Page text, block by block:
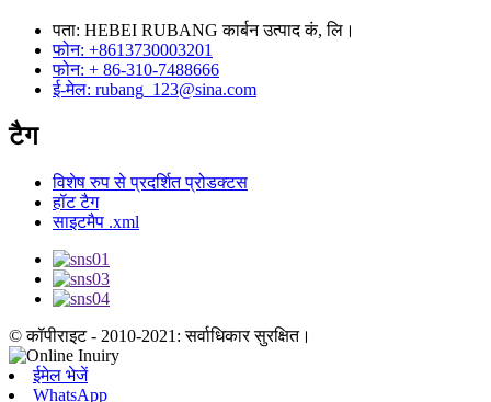
पता: HEBEI RUBANG कार्बन उत्पाद कं, लि।
फोन: +8613730003201
फोन: + 86-310-7488666
ई-मेल: rubang_123@sina.com
टैग
विशेष रुप से प्रदर्शित प्रोडक्टस
हॉट टैग
साइटमैप .xml
© कॉपीराइट - 2010-2021: सर्वाधिकार सुरक्षित।
ईमेल भेजें
WhatsApp